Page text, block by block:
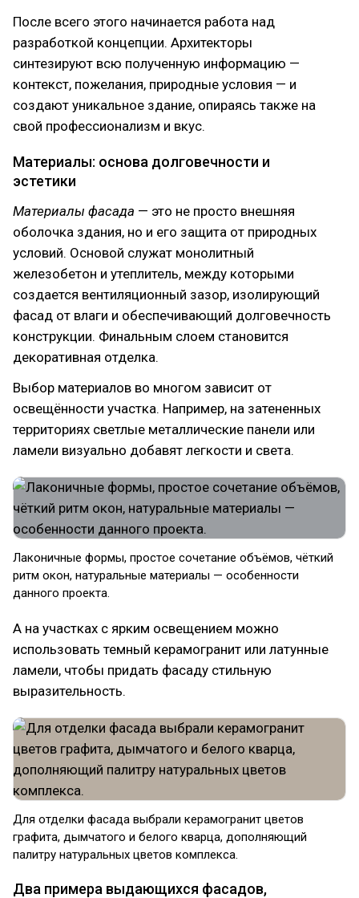
После всего этого начинается работа над
разработкой концепции. Архитекторы
синтезируют всю полученную информацию —
контекст, пожелания, природные условия — и
создают уникальное здание, опираясь также на
свой профессионализм и вкус.
Материалы: основа долговечности и
эстетики
Материалы фасада — это не просто внешняя
оболочка здания, но и его защита от природных
условий. Основой служат монолитный
железобетон и утеплитель, между которыми
создается вентиляционный зазор, изолирующий
фасад от влаги и обеспечивающий долговечность
конструкции. Финальным слоем становится
декоративная отделка.
Выбор материалов во многом зависит от
освещённости участка. Например, на затененных
территориях светлые металлические панели или
ламели визуально добавят легкости и света.
Лаконичные формы, простое сочетание объёмов, чёткий
ритм окон, натуральные материалы — особенности
данного проекта.
А на участках с ярким освещением можно
использовать темный керамогранит или латунные
ламели, чтобы придать фасаду стильную
выразительность.
Для отделки фасада выбрали керамогранит цветов
графита, дымчатого и белого кварца, дополняющий
палитру натуральных цветов комплекса.
Два примера выдающихся фасадов,